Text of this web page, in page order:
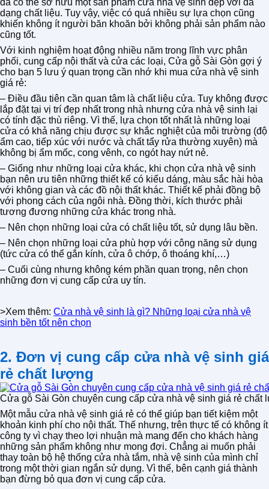
đã có thể sở hữu một sản phẩm cửa nhà vệ sinh đẹp với đa
dạng chất liệu. Tuy vậy, việc có quá nhiều sự lựa chọn cũng
khiến không ít người băn khoăn bởi không phải sản phẩm nào
cũng tốt.
Với kinh nghiệm hoạt động nhiều năm trong lĩnh vực phân
phối, cung cấp nội thất và cửa các loại, Cửa gỗ Sài Gòn gợi ý
cho bạn 5 lưu ý quan trọng cần nhớ khi mua cửa nhà vệ sinh
giá rẻ:
– Điều đầu tiên cần quan tâm là chất liệu cửa. Tuy không được
lắp đặt tại vị trí đẹp nhất trong nhà nhưng cửa nhà vệ sinh lại
có tính đặc thù riêng. Vì thế, lựa chọn tốt nhất là những loại
cửa có khả năng chịu được sự khắc nghiệt của môi trường (độ
ẩm cao, tiếp xúc với nước và chất tẩy rửa thường xuyên) mà
không bị ẩm mốc, cong vênh, co ngót hay nứt nẻ.
– Giống như những loại cửa khác, khi chọn cửa nhà vệ sinh
bạn nên ưu tiên những thiết kế có kiểu dáng, màu sắc hài hòa
với không gian và các đồ nội thất khác. Thiết kế phải đồng bộ
với phong cách của ngôi nhà. Đồng thời, kích thước phải
tương đương những cửa khác trong nhà.
– Nên chọn những loại cửa có chất liệu tốt, sử dụng lâu bền.
– Nên chọn những loại cửa phù hợp với công năng sử dụng
(tức cửa có thể gắn kính, cửa ô chớp, ô thoáng khí,…)
– Cuối cùng nhưng không kém phần quan trọng, nên chọn
những đơn vị cung cấp cửa uy tín.
>Xem thêm: Cửa nhà vệ sinh là gì? Những loại cửa nhà vệ
sinh bền tốt nên chọn
2. Đơn vị cung cấp cửa nhà vệ sinh giá
rẻ chất lượng
Cửa gỗ Sài Gòn chuyên cung cấp cửa nhà vệ sinh giá rẻ chất
Một mẫu cửa nhà vệ sinh giá rẻ có thể giúp bạn tiết kiệm một
khoản kinh phí cho nội thất. Thế nhưng, trên thực tế có không ít
công ty vì chạy theo lợi nhuận mà mang đến cho khách hàng
những sản phẩm không như mong đợi. Chẳng ai muốn phải
thay toàn bộ hệ thống cửa nhà tắm, nhà vệ sinh của mình chỉ
trong một thời gian ngắn sử dụng. Vì thế, bên cạnh giá thành
bạn đừng bỏ qua đơn vị cung cấp cửa.